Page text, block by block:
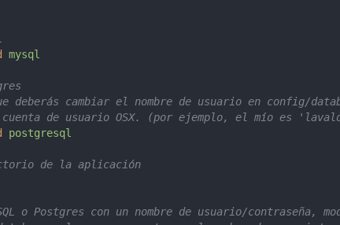
mysql
deberás cambiar el nombre de usuario en config/
cuenta de usuario OSX. (por ejemplo, el mío es
postgresql
de la aplicación
o Postgres con un nombre de usuario/contraseña,